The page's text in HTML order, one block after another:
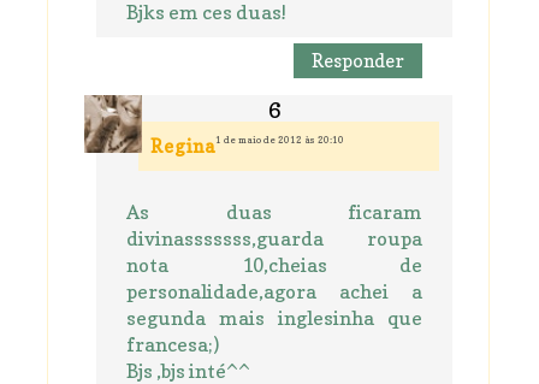
Bjks em ces duas!
Responder
Regina1 de maio de 2012 às 20:10
As duas ficaram
divinasssssss,guarda roupa
nota 10,cheias de
personalidade,agora achei a
segunda mais inglesinha que
francesa;)
Bjs ,bjs inté^^